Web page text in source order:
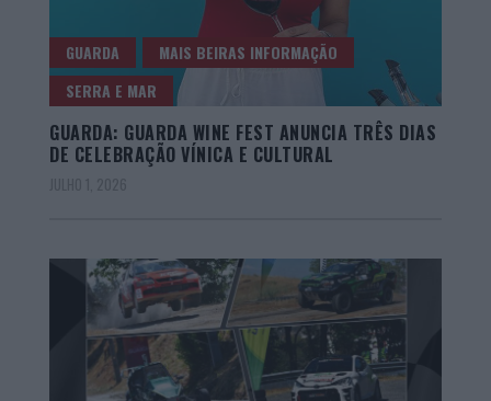
GUARDA
MAIS BEIRAS INFORMAÇÃO
SERRA E MAR
GUARDA: GUARDA WINE FEST ANUNCIA TRÊS DIAS
DE CELEBRAÇÃO VÍNICA E CULTURAL